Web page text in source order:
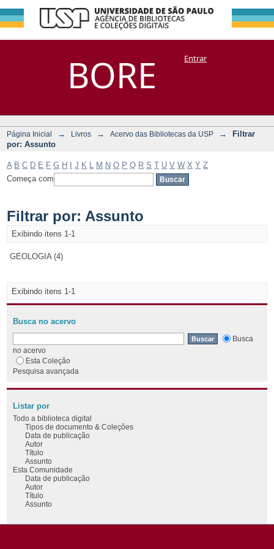
BORE
Filtrar por:
Assunto
DSpace/Manakin + CoriscoEntrar
Página Inicial → Livros → Acervo das Bibliotecas da USP →
Filtrar
por: Assunto
A B C D E F G H J K M N O P Q R S T U V W X Y Z
Começa com
Filtrar por: Assunto
Exibindo itens 1-1
GEOLOGIA (4)
Exibindo itens 1-1
Busca no acervo
Busca
no acervo
Esta Coleção
Pesquisa avançada
Listar por
Todo a biblioteca digital
Tipos de documento & Coleções
Data de publicação
Autor
Título
Assunto
Esta Comunidade
Data de publicação
Autor
Título
Assunto